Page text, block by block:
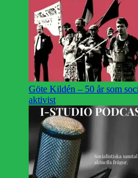
Göte Kildén – 50 år som
aktivist